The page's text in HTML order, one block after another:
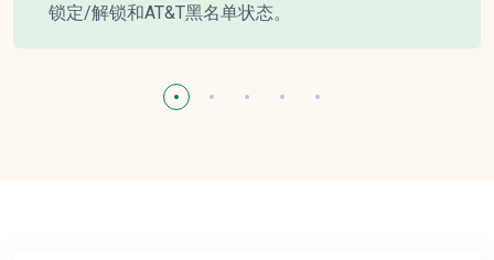
锁定/解锁和AT&T黑名单状态。